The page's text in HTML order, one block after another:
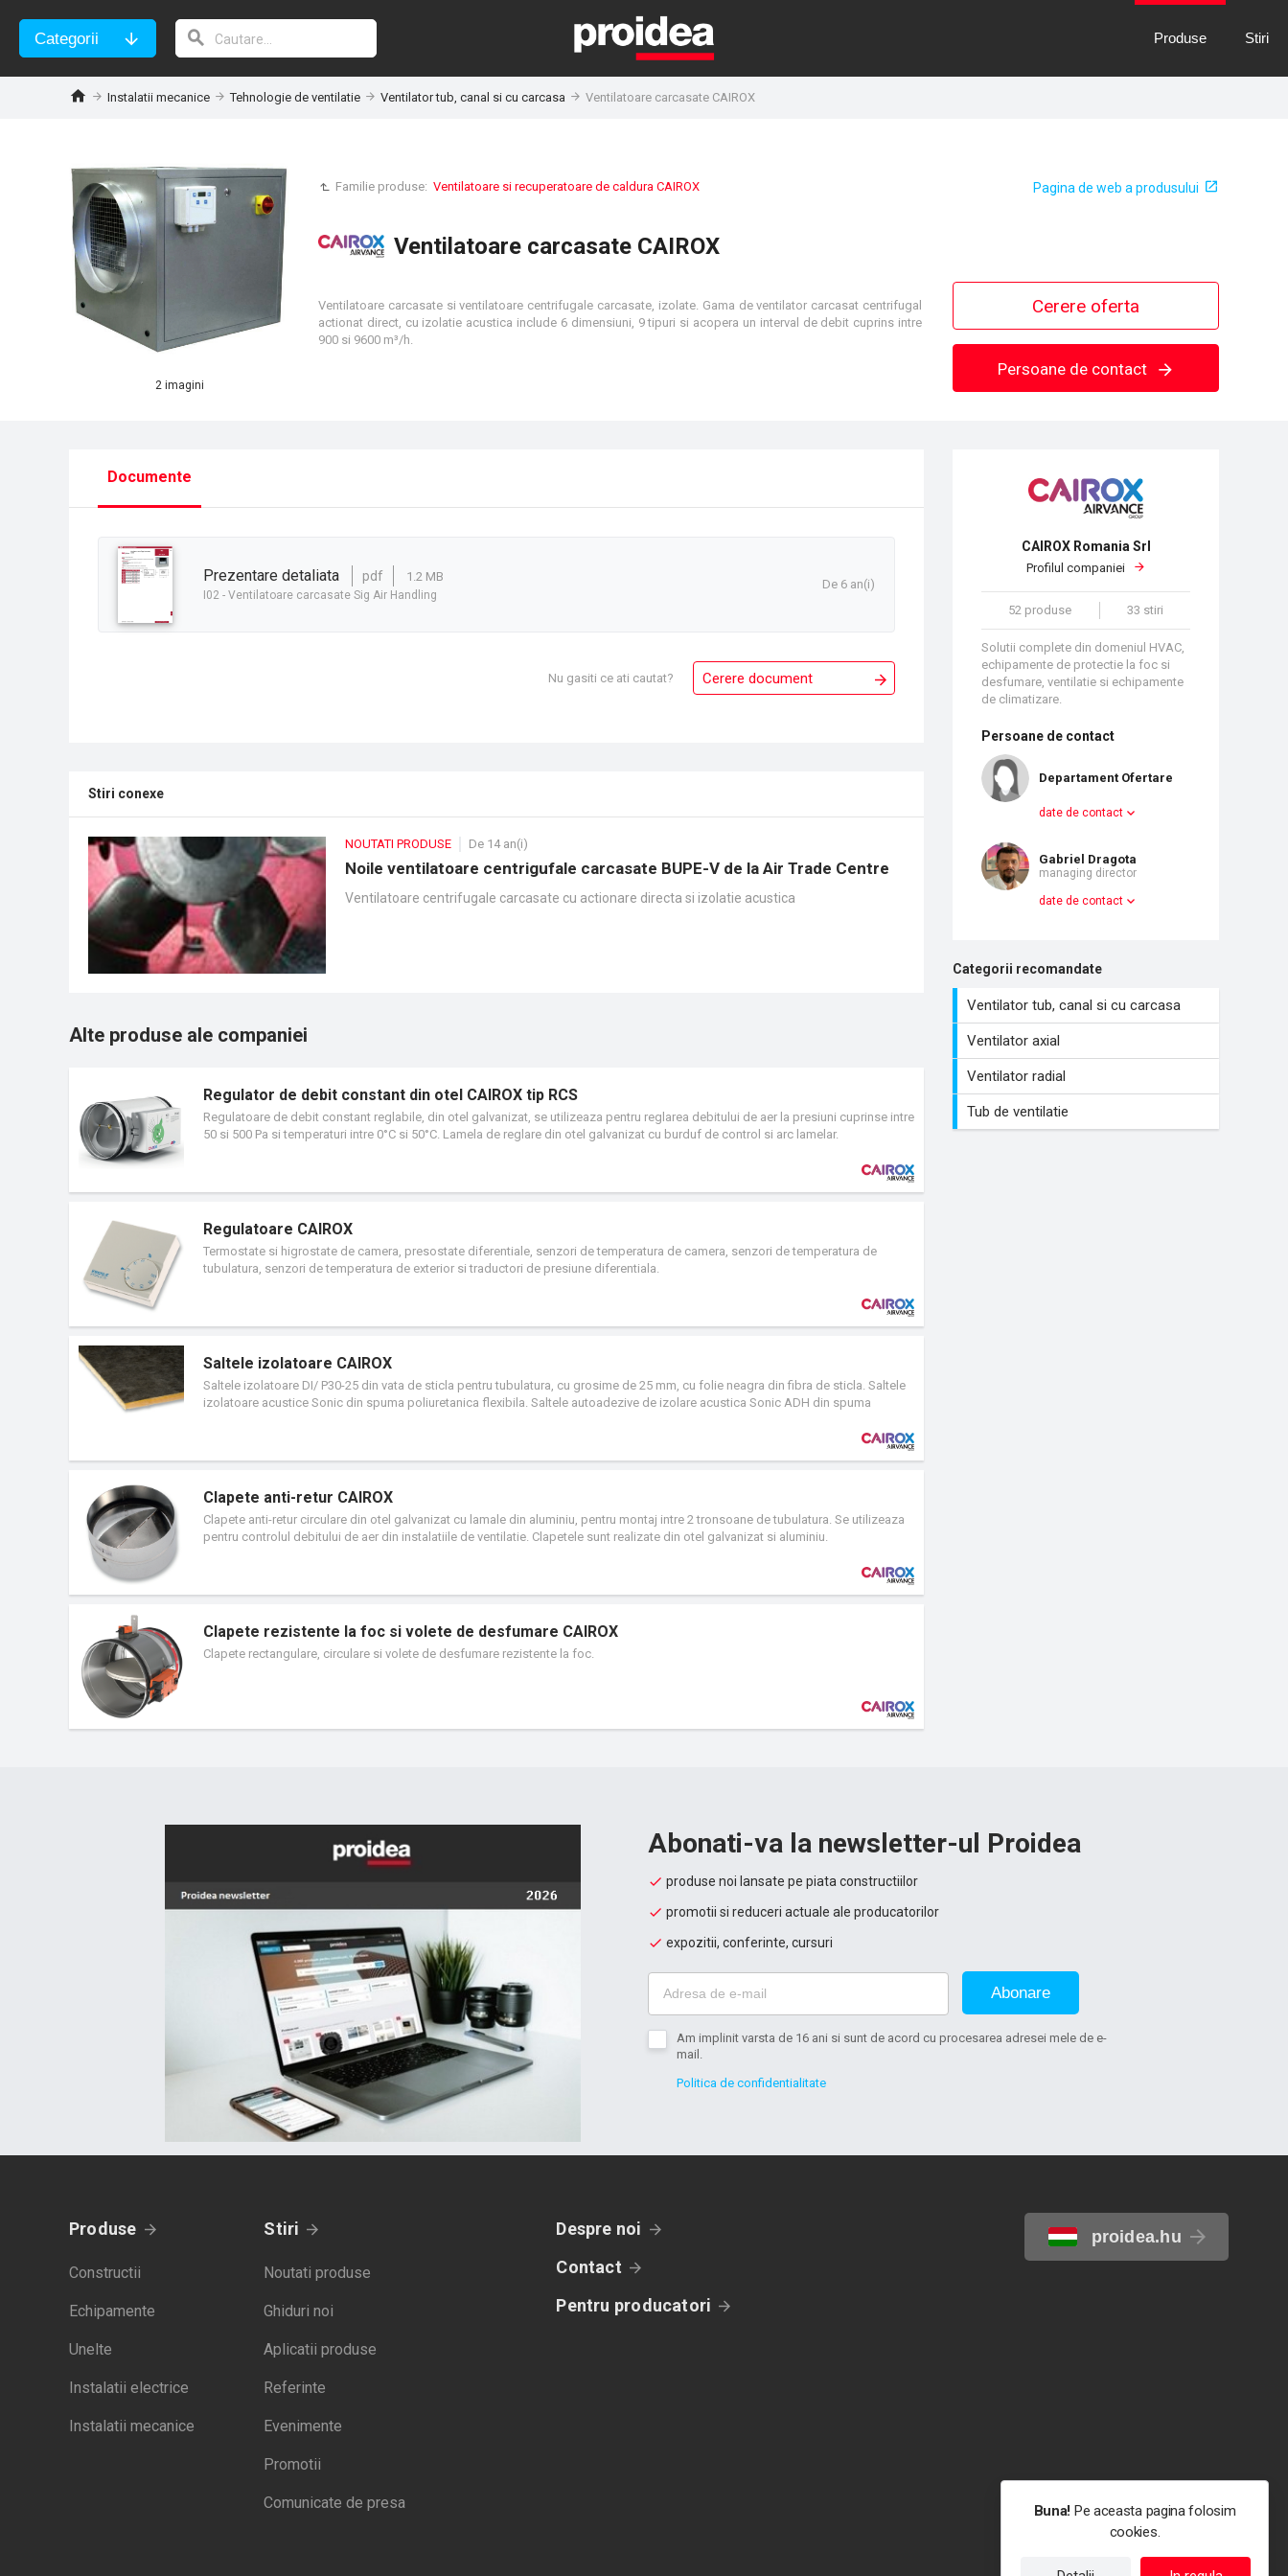
Categorii Produse Stiri
Instalatii mecanice Tehnologie de ventilatie Ventilator tub, canal si cu carcasa Ventilatoare carcasate CAIROX
Familie produse: Ventilatoare si recuperatoare de caldura CAIROX Pagina de web a produsului
Ventilatoare carcasate CAIROX
2 imagini
Ventilatoare carcasate si ventilatoare centrifugale carcasate, izolate. Gama de ventilator carcasat centrifugal
actionat direct, cu izolatie acustica include 6 dimensiuni, 9 tipuri si acopera un interval de debit cuprins intre
900 si 9600 m³/h.
Cerere oferta
Persoane de contact
CAIROX Romania Srl
Profilul companiei
52 produse 33 stiri
Solutii complete din domeniul HVAC,
echipamente de protectie la foc si
desfumare, ventilatie si echipamente
de climatizare.
Persoane de contact
Departament Ofertare
date de contact
Gabriel Dragota
managing director
date de contact
Categorii recomandate
Ventilator tub, canal si cu carcasa
Ventilator axial
Ventilator radial
Tub de ventilatie
Documente
prezentare detaliata pdf 1.2 MB
I02 - Ventilatoare carcasate Sig Air Handling
De 6 an(i)
Nu gasiti ce ati cautat? Cerere document
Stiri conexe
NOUTATI PRODUSE De 14 an(i)
Noile ventilatoare centrigufale carcasate BUPE-V de la Air Trade Centre
Ventilatoare centrifugale carcasate cu actionare directa si izolatie acustica
Alte produse ale companiei
Regulator de debit constant din otel CAIROX tip RCS
Regulatoare de debit constant reglabile, din otel galvanizat, se utilizeaza pentru reglarea debitului de aer la presiuni cuprinse intre
50 si 500 Pa si temperaturi intre 0°C si 50°C. Lamela de reglare din otel galvanizat cu burduf de control si arc lamelar.
de aer constante, indiferent de modificarile presiunii statice din conducta de ventilatie. Acestea functioneaza autonom fara nici o
in lagare de alama.
Regulatoare CAIROX
Termostate si higrostate de camera, presostate diferentiale, senzori de temperatura de camera, senzori de temperatura de
tubulatura, senzori de temperatura de exterior si traductori de presiune diferentiala.
Saltele izolatoare CAIROX
Saltele izolatoare DI/ P30-25 din vata de sticla pentru tubulatura, cu grosime de 25 mm, cu folie neagra din fibra de sticla. Saltele
izolatoare acustice Sonic din spuma poliuretanica flexibila. Saltele autoadezive de izolare acustica Sonic ADH din spuma
Clapete anti-retur CAIROX
Clapete anti-retur circulare din otel galvanizat cu lamale din aluminiu, pentru montaj intre 2 tronsoane de tubulatura. Se utilizeaza
pentru controlul debitului de aer din instalatiile de ventilatie. Clapetele sunt realizate din otel galvanizat si aluminiu.
Clapete rezistente la foc si volete de desfumare CAIROX
Clapete rectangulare, circulare si volete de desfumare rezistente la foc.
Abonati-va la newsletter-ul Proidea
produse noi lansate pe piata constructiilor
promotii si reduceri actuale ale producatorilor
expozitii, conferinte, cursuri
Abonare
Am implinit varsta de 16 ani si sunt de acord cu procesarea adresei mele de e-
mail.
Politica de confidentialitate
Produse
Constructii
Echipamente
Unelte
Instalatii electrice
Instalatii mecanice
Stiri
Noutati produse
Ghiduri noi
Aplicatii produse
Referinte
Evenimente
Promotii
Comunicate de presa
Despre noi
Contact
Pentru producatori
proidea.hu
Buna! Pe aceasta pagina folosim
cookies.